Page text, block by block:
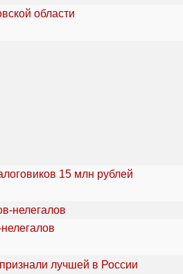
области
15 млн рублей